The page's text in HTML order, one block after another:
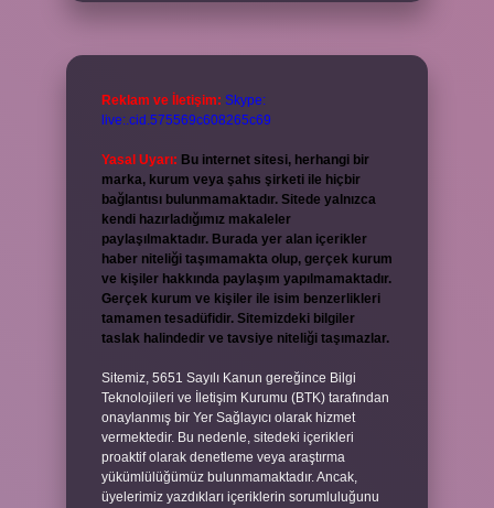
Reklam ve İletişim: Skype:
live:.cid.575569c608265c69
Yasal Uyarı: Bu internet sitesi, herhangi bir
marka, kurum veya şahıs şirketi ile hiçbir
bağlantısı bulunmamaktadır. Sitede yalnızca
kendi hazırladığımız makaleler
paylaşılmaktadır. Burada yer alan içerikler
haber niteliği taşımamakta olup, gerçek kurum
ve kişiler hakkında paylaşım yapılmamaktadır.
Gerçek kurum ve kişiler ile isim benzerlikleri
tamamen tesadüfidir. Sitemizdeki bilgiler
taslak halindedir ve tavsiye niteliği taşımazlar.
Sitemiz, 5651 Sayılı Kanun gereğince Bilgi
Teknolojileri ve İletişim Kurumu (BTK) tarafından
onaylanmış bir Yer Sağlayıcı olarak hizmet
vermektedir. Bu nedenle, sitedeki içerikleri
proaktif olarak denetleme veya araştırma
yükümlülüğümüz bulunmamaktadır. Ancak,
üyelerimiz yazdıkları içeriklerin sorumluluğunu